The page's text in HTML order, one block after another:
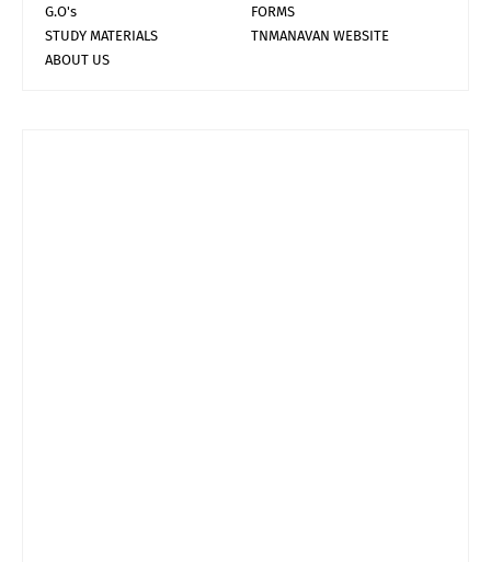
G.O's
FORMS
STUDY MATERIALS
TNMANAVAN WEBSITE
ABOUT US